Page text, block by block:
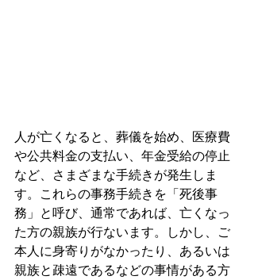
人が亡くなると、葬儀を始め、医療費
や公共料金の支払い、年金受給の停止
など、さまざまな手続きが発生しま
す。これらの事務手続きを「死後事
務」と呼び、通常であれば、亡くなっ
た方の親族が行ないます。しかし、ご
本人に身寄りがなかったり、あるいは
親族と疎遠であるなどの事情がある方